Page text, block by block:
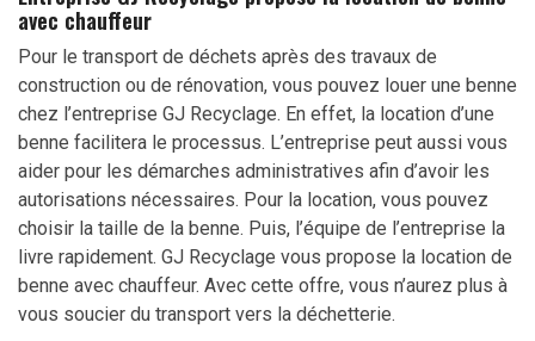
avec chauffeur
Pour le transport de déchets après des travaux de
construction ou de rénovation, vous pouvez louer une benne
chez l’entreprise GJ Recyclage. En effet, la location d’une
benne facilitera le processus. L’entreprise peut aussi vous
aider pour les démarches administratives afin d’avoir les
autorisations nécessaires. Pour la location, vous pouvez
choisir la taille de la benne. Puis, l’équipe de l’entreprise la
livre rapidement. GJ Recyclage vous propose la location de
benne avec chauffeur. Avec cette offre, vous n’aurez plus à
vous soucier du transport vers la déchetterie.